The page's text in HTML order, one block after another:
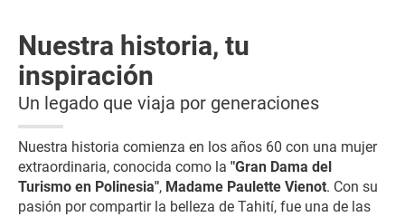
Nuestra historia, tu
inspiración
Un legado que viaja por generaciones
Nuestra historia comienza en los años 60 con una mujer
extraordinaria, conocida como la "Gran Dama del
Turismo en Polinesia", Madame Paulette Vienot. Con su
pasión por compartir la belleza de Tahití, fue una de las